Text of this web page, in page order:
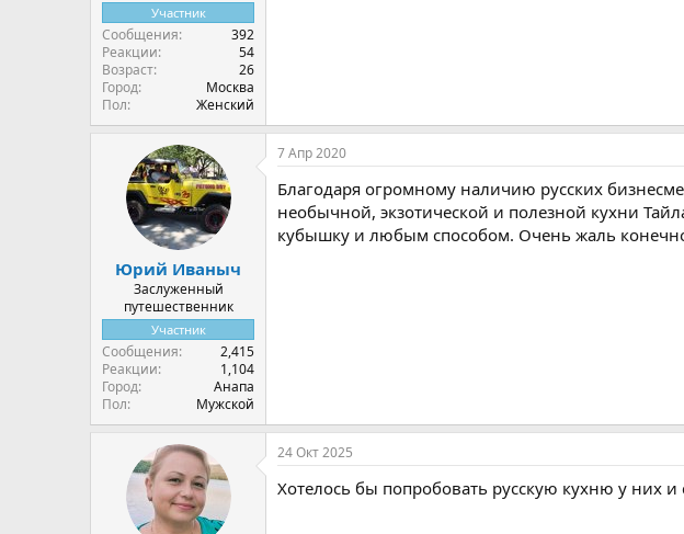
Участник
Сообщения
392
Реакции
54
Возраст
26
Город
Москва
Пол
Женский
Юрий Иваныч
Заслуженный
путешественник
Участник
Сообщения
2,415
Реакции
1,104
Город
Анапа
Пол
Мужской
7 Апр 2020
Благодаря огромному наличию русских
необычной, экзотической и полезной кухни
кубышку и любым способом. Очень жаль
24 Окт 2025
Хотелось бы попробовать русскую кухню у них